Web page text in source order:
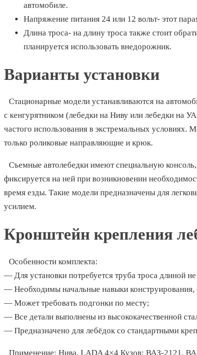
автомобиле.
Напряжение питания 24 или 12 вольт- этот
Длина троса- на длину троса также стоит
планируется использовать внедорожник.
Варианты установки
Стационарные модели устанавливаются на
с кенгурятником (лебедки на Ниву или лебедки на
частого использования в экстремальных условиях.
только роликовые направляющие и крюк.
Съемные автолебедки имеют специальную
фиксируется на ней при возникновении
время езды. Такие модели предназначены для
усилием.
Кронштейн крепления
Особенности комплекта:
— Для установки потребуется труба троса длиной
— Необходимы начальные навыки конструирования,
— Может требовать подгонки по месту;
— Все детали выполнены из высококачественной
— Предназначено для лебёдок со стандартными
Применение: Нива, LADA 4×4 Кузов: ВАЗ-2121,